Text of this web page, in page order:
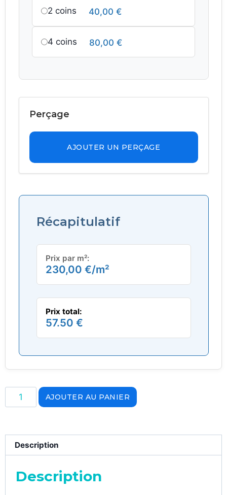
2 coins 40,00 €
4 coins 80,00 €
Perçage
AJOUTER UN PERÇAGE
Récapitulatif
Prix par m²:
230,00 €/m²
Prix total:
57.50 €
AJOUTER AU PANIER
Description
Description